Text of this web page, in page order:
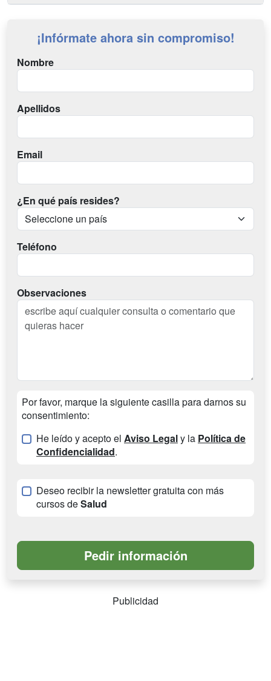
¡Infórmate ahora sin compromiso!
Nombre
Apellidos
Email
¿En qué país resides?
Teléfono
Observaciones
Por favor, marque la siguiente casilla para darnos su
consentimiento:
He leído y acepto el Aviso Legaly la Política de
Confidencialidad.
Deseo recibir la newsletter gratuita con más
cursos deSalud
Publicidad